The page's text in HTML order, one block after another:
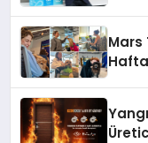
Mars